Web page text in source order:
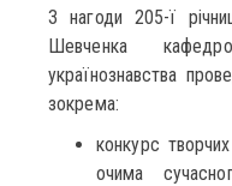
З нагоди 205-ї
Шевченка
українознавства
зокрема:
конкурс
очима